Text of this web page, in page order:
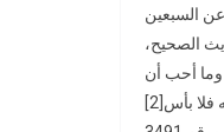
الصحيح،
وما أحب أن